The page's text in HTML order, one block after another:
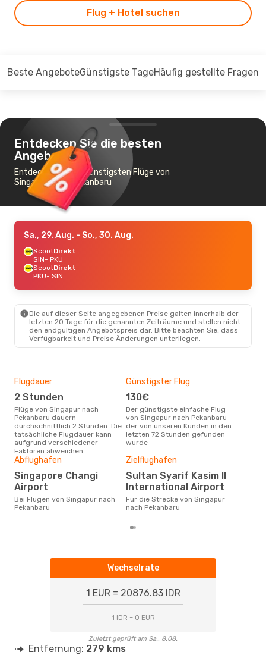
Flug + Hotel suchen
Beste AngeboteGünstigste TageHäufig gestellte Fragen
Entdecken Sie die besten
Angebote
Entdecken Sie die günstigsten Flüge von
Singapur nach Pekanbaru
Sa., 29. Aug. - So., 30. Aug.
ScootDirekt
SIN- PKU
ScootDirekt
PKU- SIN
Die auf dieser Seite angegebenen Preise galten innerhalb der
letzten 20 Tage für die genannten Zeiträume und stellen nicht
den endgültigen Angebotspreis dar. Bitte beachten Sie, dass
Verfügbarkeit und Preise Änderungen unterliegen.
Flugdauer
2 Stunden
Flüge von Singapur nach
Pekanbaru dauern
durchschnittlich 2 Stunden. Die
tatsächliche Flugdauer kann
aufgrund verschiedener
Faktoren abweichen.
Günstigster Flug
130€
Der günstigste einfache Flug
von Singapur nach Pekanbaru
der von unseren Kunden in den
letzten 72 Stunden gefunden
wurde
Abflughafen
Singapore Changi
Airport
Bei Flügen von Singapur nach
Pekanbaru
Zielflughafen
Sultan Syarif Kasim II
International Airport
Für die Strecke von Singapur
nach Pekanbaru
Wechselrate
1 EUR = 20876.83 IDR
1 IDR = 0 EUR
Zuletzt geprüft am Sa., 8.08.
Entfernung: 279 kms